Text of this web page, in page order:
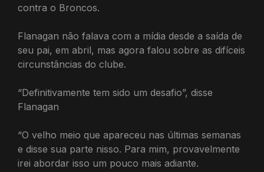
contra o Broncos.
Flanagan não falava com a mídia desde a saída de
seu pai, em abril, mas agora falou sobre as difíceis
circunstâncias do clube.
“Definitivamente tem sido um desafio”, disse
Flanagan
“O velho meio que apareceu nas últimas semanas
e disse sua parte nisso. Para mim, provavelmente
irei abordar isso um pouco mais adiante.